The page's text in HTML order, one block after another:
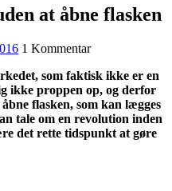
at åbne flasken
1 Kommentar
som faktisk ikke er en
proppen op, og derfor
flasken, som kan lægges
tale om en revolution inden
det rette tidspunkt at gøre